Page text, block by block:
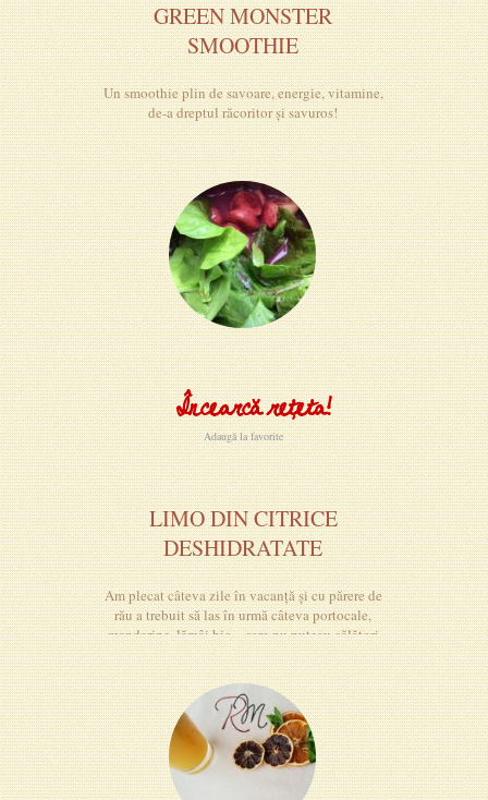
GREEN MONSTER
SMOOTHIE
Un smoothie plin de savoare, energie, vitamine,
de-a dreptul răcoritor și savuros!
Încearcă rețeta!
Adaugă la favorite
LIMO DIN CITRICE
DESHIDRATATE
Am plecat câteva zile în vacanță și cu părere de
rău a trebuit să las în urmă câteva portocale,
mandarine, lămâi bio... care nu puteau călători
cu noi. Așa că le-am pus frumos la deshidratat,
le-am transformat în făină, am adăugat miere +
apă de izvor + mentă!!!